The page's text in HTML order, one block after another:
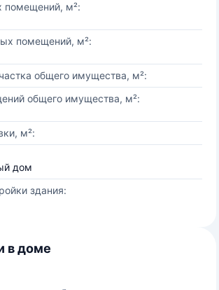
м²:
помещений, м²:
общего имущества, м²:
общего имущества, м²:
м²:
дом
здания:
в доме